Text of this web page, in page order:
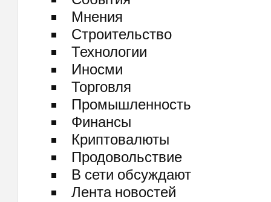
Мнения
Строительство
Технологии
Иносми
Торговля
Промышленность
Финансы
Криптовалюты
Продовольствие
В сети обсуждают
Лента новостей